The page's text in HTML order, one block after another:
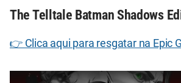
The Telltale Batman Shadows
👉 Clica aqui para resgatar na Epic